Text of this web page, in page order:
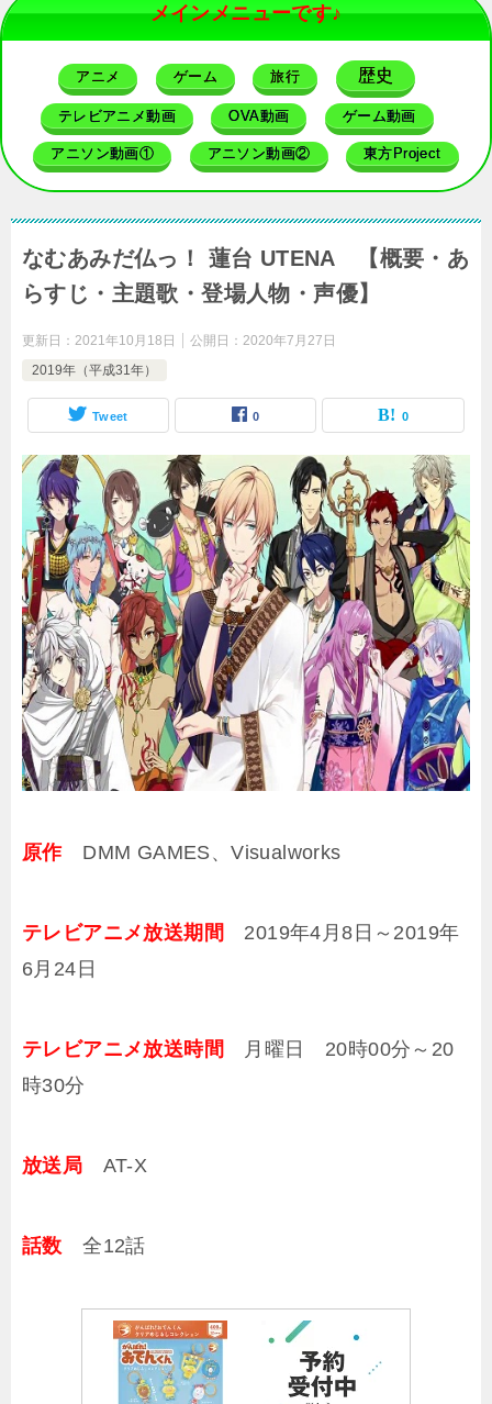
メインメニューです♪
アニメ ゲーム 旅行 歴史
テレビアニメ動画 OVA動画 ゲーム動画
アニソン動画① アニソン動画② 東方Project
なむあみだ仏っ！ 蓮台 UTENA 【概要・あ
らすじ・主題歌・登場人物・声優】
更新日： 2021年10月18日 公開日： 2020年7月27日
2019年（平成31年）
Tweet 0 0
原作DMM GAMES、Visualworks
テレビアニメ放送期間 2019年4月8日～2019年
6月24日
テレビアニメ放送時間 月曜日 20時00分～20
時30分
放送局 AT-X
話数 全12話